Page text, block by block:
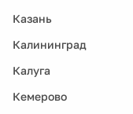
Казань
Калининград
Калуга
Кемерово